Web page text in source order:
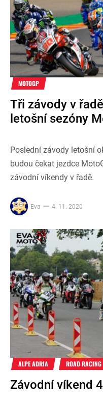
MOTOGP
Tři závody v
letošní sezóny
Poslední závody letošní
budou čekat jezdce
závodní víkendy v řadě.
Eva 4. 11. 2020
ALPE ADRIA ROAD RACING
Závodní víkend